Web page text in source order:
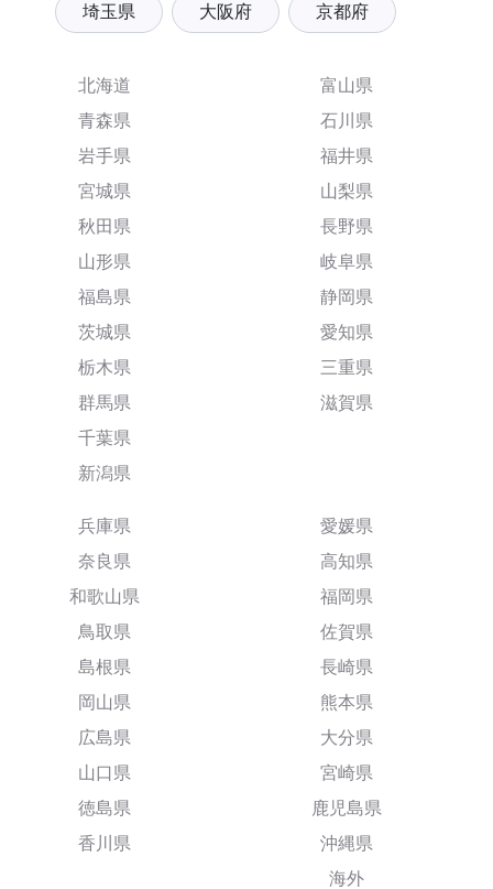
埼玉県 大阪府 京都府
北海道
青森県
岩手県
宮城県
秋田県
山形県
福島県
茨城県
栃木県
群馬県
千葉県
新潟県
富山県
石川県
福井県
山梨県
長野県
岐阜県
静岡県
愛知県
三重県
滋賀県
兵庫県
奈良県
和歌山県
鳥取県
島根県
岡山県
広島県
山口県
徳島県
香川県
愛媛県
高知県
福岡県
佐賀県
長崎県
熊本県
大分県
宮崎県
鹿児島県
沖縄県
海外